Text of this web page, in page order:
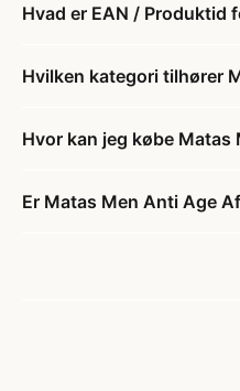
Hvad er EAN / Produktid
Hvilken kategori tilhører
Hvor kan jeg købe Matas
Er Matas Men Anti Age